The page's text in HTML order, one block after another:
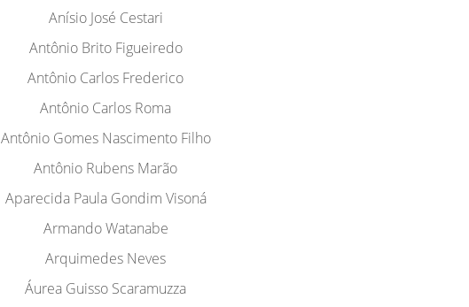
Anísio José Cestari
Antônio Brito Figueiredo
Antônio Carlos Frederico
Antônio Carlos Roma
Antônio Gomes Nascimento Filho
Antônio Rubens Marão
Aparecida Paula Gondim Visoná
Armando Watanabe
Arquimedes Neves
Áurea Guisso Scaramuzza